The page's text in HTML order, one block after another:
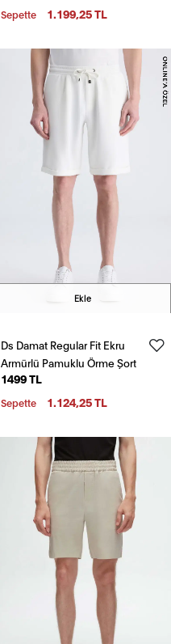
Sepette 1.199,25 TL
Ekle
Ds Damat Regular Fit Ekru
Armürlü Pamuklu Örme Şort
1499 TL
Sepette 1.124,25 TL